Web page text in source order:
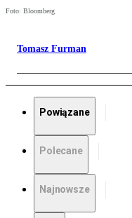
Foto: Bloomberg
Tomasz Furman
Powiązane
Polecane
Najnowsze